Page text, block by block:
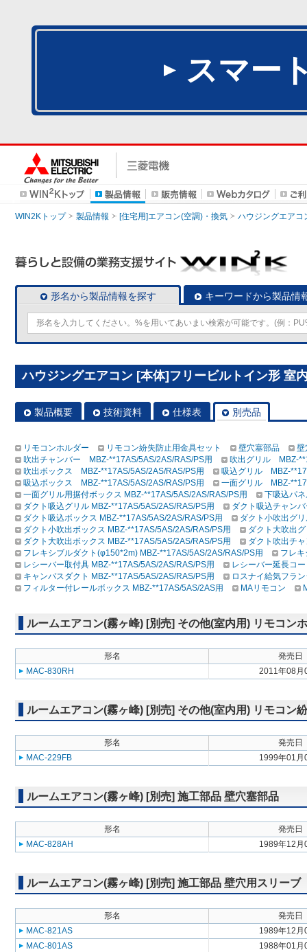
スマー
WIN2Kトップ 製品情報 [住宅用]エアコン(空調)・換気 ハウジングエアコ
形名から製品情報を探す キーワードから製品情
ハウジングエアコン [本体]フリービルトイン形 室
製品概要 技術資料 仕様表 別売品
リモコンホルダー リモコン紛失防止用金具セット 壁穴塞部品
壁
吹出チャンバー MBZ-**17AS/5AS/2AS/RAS/PS用
吹出グリル MBZ-
吹出ボックス MBZ-**17AS/5AS/2AS/RAS/PS用
吸込グリル MBZ-
吸込ボックス MBZ-**17AS/5AS/2AS/RAS/PS用
一面グリル MBZ-
一面グリル用据付ボックス MBZ-**17AS/5AS/2AS/RAS/PS用
下吸込パ
ダクト吸込グリル MBZ-**17AS/5AS/2AS/RAS/PS用
ダクト吸込チャン
ダクト吸込ボックス MBZ-**17AS/5AS/2AS/RAS/PS用
ダクト小吹出グ
ダクト小吹出ボックス MBZ-**17AS/5AS/2AS/RAS/PS用
ダクト大吹出
ダクト大吹出ボックス MBZ-**17AS/5AS/2AS/RAS/PS用
ダクト吹出チ
フレキシブルダクト(φ150*2m) MBZ-**17AS/5AS/2AS/RAS/PS用
フレ
レシーバー取付具 MBZ-**17AS/5AS/2AS/RAS/PS用
レシーバー延長コ
キャンバスダクト MBZ-**17AS/5AS/2AS/RAS/PS用
ロスナイ給気フラ
フィルター付レールボックス MBZ-**17AS/5AS/2AS用
MAリモコン
ルームエアコン(霧ヶ峰) [別売] その他(室内用) リモコン
形名
発売日
MAC-830RH
2011年08月
ルームエアコン(霧ヶ峰) [別売] その他(室内用) リモコン
形名
発売日
MAC-229FB
1999年01月
ルームエアコン(霧ヶ峰) [別売] 施工部品 壁穴塞部品
形名
発売日
MAC-828AH
1989年12月
ルームエアコン(霧ヶ峰) [別売] 施工部品 壁穴用スリーブ
形名
発売日
MAC-821AS
1989年12月
MAC-801AS
1988年01月